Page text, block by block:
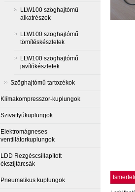
LLW100 szöghajtómű
alkatrészek
LLW100 szöghajtómű
tömítéskészletek
LLW100 szöghajtómű
javítókészletek
Szöghajtómű tartozékok
Klímakompresszor-kuplungok
Szivattyúkuplungok
Elektromágneses
ventillátorkuplungok
LDD Rezgéscsillapított
ékszíjtárcsák
Pneumatikus kuplungok